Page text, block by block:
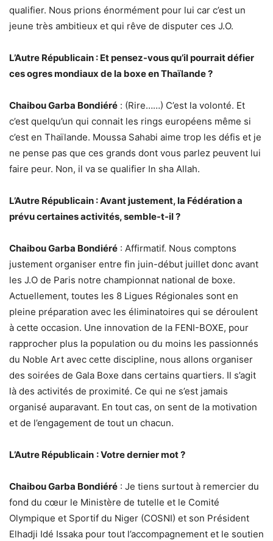
qualifier. Nous prions énormément pour lui car c’est un
jeune très ambitieux et qui rêve de disputer ces J.O.
L’Autre Républicain : Et pensez-vous qu’il pourrait défier
ces ogres mondiaux de la boxe en Thaïlande ?
Chaibou Garba Bondiéré : (Rire……) C’est la volonté. Et
c’est quelqu’un qui connait les rings européens même si
c’est en Thaïlande. Moussa Sahabi aime trop les défis et je
ne pense pas que ces grands dont vous parlez peuvent lui
faire peur. Non, il va se qualifier In sha Allah.
L’Autre Républicain : Avant justement, la Fédération a
prévu certaines activités, semble-t-il ?
Chaibou Garba Bondiéré : Affirmatif. Nous comptons
justement organiser entre fin juin-début juillet donc avant
les J.O de Paris notre championnat national de boxe.
Actuellement, toutes les 8 Ligues Régionales sont en
pleine préparation avec les éliminatoires qui se déroulent
à cette occasion. Une innovation de la FENI-BOXE, pour
rapprocher plus la population ou du moins les passionnés
du Noble Art avec cette discipline, nous allons organiser
des soirées de Gala Boxe dans certains quartiers. Il s’agit
là des activités de proximité. Ce qui ne s’est jamais
organisé auparavant. En tout cas, on sent de la motivation
et de l’engagement de tout un chacun.
L’Autre Républicain : Votre dernier mot ?
Chaibou Garba Bondiéré : Je tiens surtout à remercier du
fond du cœur le Ministère de tutelle et le Comité
Olympique et Sportif du Niger (COSNI) et son Président
Elhadji Idé Issaka pour tout l’accompagnement et le soutien